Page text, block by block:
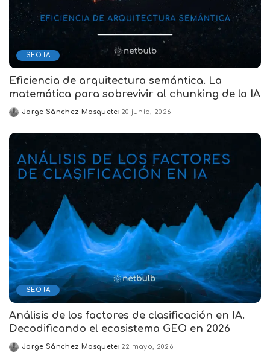
SEO IA
Eficiencia de arquitectura semántica. La
matemática para sobrevivir al chunking de la IA
Posted
Jorge Sánchez Mosquete 20 junio, 2026
SEO IA
Análisis de los factores de clasificación en IA.
Decodificando el ecosistema GEO en 2026
Posted
Jorge Sánchez Mosquete 22 mayo, 2026